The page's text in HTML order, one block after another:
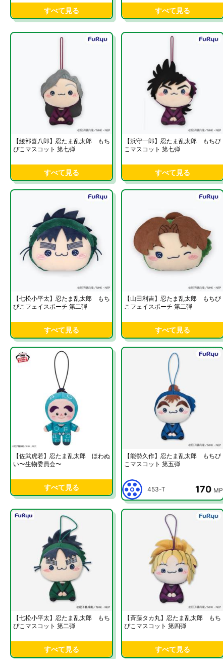
すべて見る すべて見る
【綾部喜八郎】忍たま乱太郎 もち
ぴこマスコット 第七弾
すべて見る
【浜守一郎】忍たま乱太郎 もちぴ
こマスコット 第七弾
すべて見る
【七松小平太】忍たま乱太郎 もち
ぴこフェイスポーチ 第二弾
すべて見る
【山田利吉】忍たま乱太郎 もちぴ
こフェイスポーチ 第二弾
すべて見る
【佐武虎若】忍たま乱太郎 ほわぬ
い〜生物委員会〜
すべて見る
【能勢久作】忍たま乱太郎 もちぴ
こマスコット 第五弾
453-T 170 MP
【七松小平太】忍たま乱太郎 もち
ぴこマスコット 第二弾
すべて見る
【斉藤タカ丸】忍たま乱太郎 もち
ぴこマスコット 第四弾
すべて見る